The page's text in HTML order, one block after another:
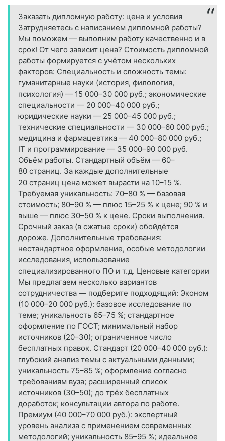
Заказать дипломную работу: цена и условия
Затрудняетесь с написанием дипломной работы?
Мы поможем — выполним работу качественно и в
срок! От чего зависит цена? Стоимость дипломной
работы формируется с учётом нескольких
факторов: Специальность и сложность темы:
гуманитарные науки (история, филология,
психология) — 15 000–30 000 руб.; экономические
специальности — 20 000–40 000 руб.;
юридические науки — 25 000–45 000 руб.;
технические специальности — 30 000–60 000 руб.;
медицина и фармацевтика — 40 000–80 000 руб.;
IT и программирование — 35 000–90 000 руб.
Объём работы. Стандартный объём — 60–
80 страниц. За каждые дополнительные
20 страниц цена может вырасти на 10–15 %.
Требуемая уникальность: 70–80 % — базовая
стоимость; 80–90 % — плюс 15–25 % к цене; 90 % и
выше — плюс 30–50 % к цене. Сроки выполнения.
Срочный заказ (в сжатые сроки) обойдётся
дороже. Дополнительные требования:
нестандартное оформление, особые методологии
исследования, использование
специализированного ПО и т. д. Ценовые категории
Мы предлагаем несколько вариантов
сотрудничества — подберите подходящий: Эконом
(10 000–20 000 руб.): базовое исследование по
теме; уникальность 65–75 %; стандартное
оформление по ГОСТ; минимальный набор
источников (20–30); ограниченное число
бесплатных правок. Стандарт (20 000–40 000 руб.):
глубокий анализ темы с актуальными данными;
уникальность 75–85 %; оформление согласно
требованиям вуза; расширенный список
источников (30–50); до трёх бесплатных
доработок; консультации автора по работе.
Премиум (40 000–70 000 руб.): экспертный
уровень анализа с применением современных
методологий; уникальность 85–95 %; идеальное